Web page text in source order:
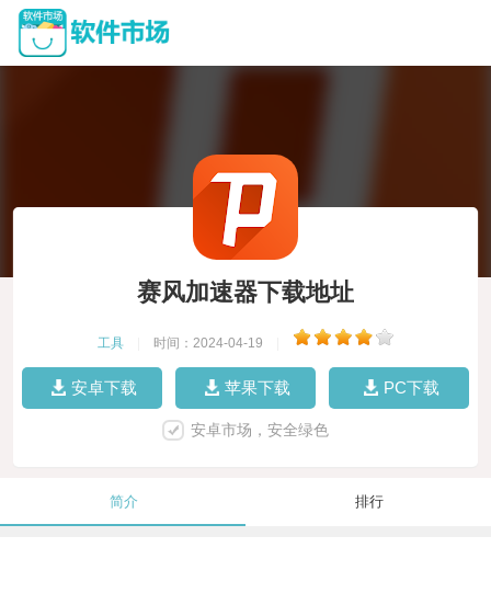
赛风加速器下载地址
工具 时间：2024-04-19
安卓下载 苹果下载 PC下载
安卓市场，安全绿色
简介 排行